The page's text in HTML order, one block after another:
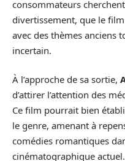
consommateurs
divertissement, que le
avec des thèmes anciens
incertain.
À l’approche de sa sortie,
d’attirer l’attention des
Ce film pourrait bien
le genre, amenant à
comédies romantiques
cinématographique actuel.